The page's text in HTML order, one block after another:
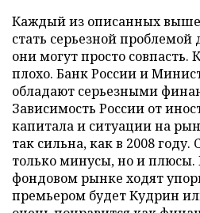
Каждый из описанных
стать серьезной
они могут просто совпасть.
плохо. Банк России и
обладают серьезными
Зависимость России от
капитала и ситуации на
так сильна, как в 2008 году.
только минусы, но и плюсы.
фондовом рынке ходят
премьером будет Кудрин